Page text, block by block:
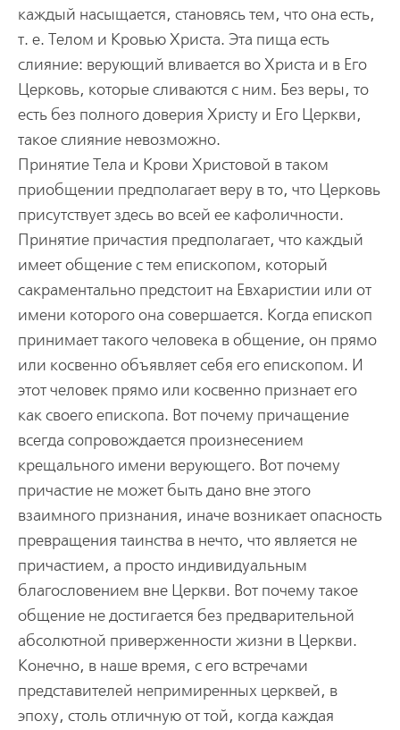
каждый насыщается, становясь тем, что она есть,
т. е. Телом и Кровью Христа. Эта пища есть
слияние: верующий вливается во Христа и в Его
Церковь, которые сливаются с ним. Без веры, то
есть без полного доверия Христу и Его Церкви,
такое слияние невозможно.
Принятие Тела и Крови Христовой в таком
приобщении предполагает веру в то, что Церковь
присутствует здесь во всей ее кафоличности.
Принятие причастия предполагает, что каждый
имеет общение с тем епископом, который
сакраментально предстоит на Евхаристии или от
имени которого она совершается. Когда епископ
принимает такого человека в общение, он прямо
или косвенно объявляет себя его епископом. И
этот человек прямо или косвенно признает его
как своего епископа. Вот почему причащение
всегда сопровождается произнесением
крещального имени верующего. Вот почему
причастие не может быть дано вне этого
взаимного признания, иначе возникает опасность
превращения таинства в нечто, что является не
причастием, а просто индивидуальным
благословением вне Церкви. Вот почему такое
общение не достигается без предварительной
абсолютной приверженности жизни в Церкви.
Конечно, в наше время, с его встречами
представителей непримиренных церквей, в
эпоху, столь отличную от той, когда каждая